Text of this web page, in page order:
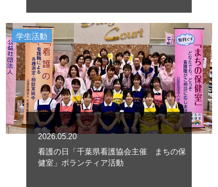
学生活動
2026.05.20
看護の日「千葉県看護協会主催 まちの保
健室」ボランティア活動